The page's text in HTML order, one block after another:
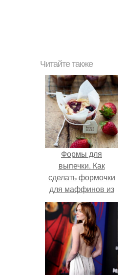
Читайте также
Формы для
выпечки. Как
сделать формочки
для маффинов из
пекарской бумаги.